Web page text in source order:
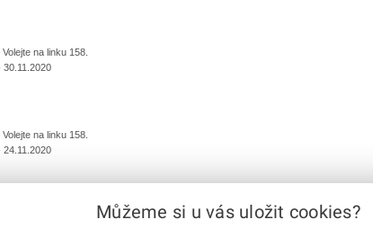
na linku 158.
na linku 158.
Můžeme si u vás uložit cookies?